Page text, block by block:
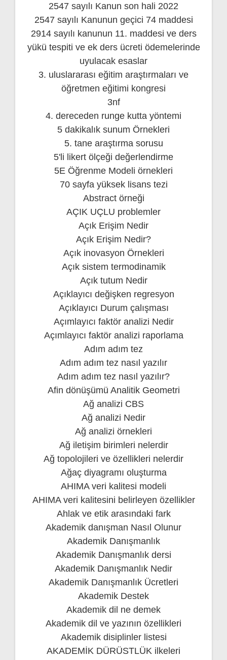
2547 sayılı Kanun son hali 2022
2547 sayılı Kanunun geçici 74 maddesi
2914 sayılı kanunun 11. maddesi ve ders
yükü tespiti ve ek ders ücreti ödemelerinde
uyulacak esaslar
3. uluslararası eğitim araştırmaları ve
öğretmen eğitimi kongresi
3nf
4. dereceden runge kutta yöntemi
5 dakikalık sunum Örnekleri
5. tane araştırma sorusu
5'li likert ölçeği değerlendirme
5E Öğrenme Modeli örnekleri
70 sayfa yüksek lisans tezi
Abstract örneği
AÇIK UÇLU problemler
Açık Erişim Nedir
Açık Erişim Nedir?
Açık inovasyon Örnekleri
Açık sistem termodinamik
Açık tutum Nedir
Açıklayıcı değişken regresyon
Açıklayıcı Durum çalışması
Açımlayıcı faktör analizi Nedir
Açımlayıcı faktör analizi raporlama
Adım adım tez
Adım adım tez nasıl yazılır
Adım adım tez nasıl yazılır?
Afin dönüşümü Analitik Geometri
Ağ analizi CBS
Ağ analizi Nedir
Ağ analizi örnekleri
Ağ iletişim birimleri nelerdir
Ağ topolojileri ve özellikleri nelerdir
Ağaç diyagramı oluşturma
AHIMA veri kalitesi modeli
AHIMA veri kalitesini belirleyen özellikler
Ahlak ve etik arasındaki fark
Akademik danışman Nasıl Olunur
Akademik Danışmanlık
Akademik Danışmanlık dersi
Akademik Danışmanlık Nedir
Akademik Danışmanlık Ücretleri
Akademik Destek
Akademik dil ne demek
Akademik dil ve yazının özellikleri
Akademik disiplinler listesi
AKADEMİK DÜRÜSTLÜK ilkeleri